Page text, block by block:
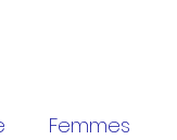
Femmes